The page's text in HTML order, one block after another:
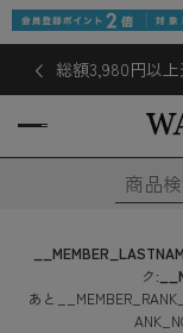
総額3,980円以
ク:
あと